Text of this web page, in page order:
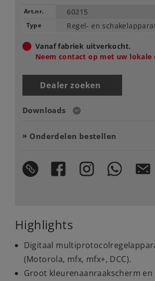
Art.nr. 60215
Type Regel- en
Vanaf fabriek uitverkocht.
Neem contact op met uw lokale
Dealer zoeken
Downloads
Onderdelen bestellen
Highlights
Digitaal
(Motorola, mfx, mfx+, DCC).
Groot kleurenaanraakscherm en